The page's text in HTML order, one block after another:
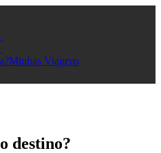
Minhas Viagens
destino?